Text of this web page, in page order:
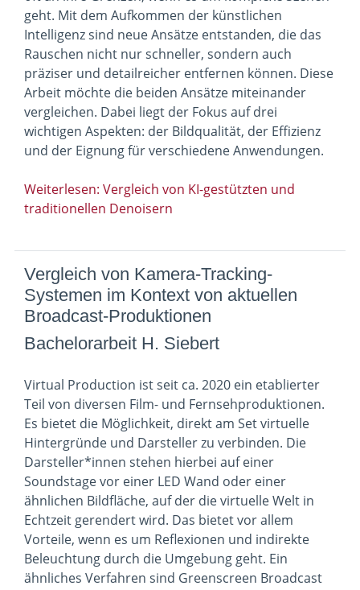
geht. Mit dem Aufkommen der künstlichen
Intelligenz sind neue Ansätze entstanden, die das
Rauschen nicht nur schneller, sondern auch
präziser und detailreicher entfernen können. Diese
Arbeit möchte die beiden Ansätze miteinander
vergleichen. Dabei liegt der Fokus auf drei
wichtigen Aspekten: der Bildqualität, der Effizienz
und der Eignung für verschiedene Anwendungen.
Weiterlesen: Vergleich von KI-gestützten und
traditionellen Denoisern
Vergleich von Kamera-Tracking-
Systemen im Kontext von aktuellen
Broadcast-Produktionen
Bachelorarbeit H. Siebert
Virtual Production ist seit ca. 2020 ein etablierter
Teil von diversen Film- und Fernsehproduktionen.
Es bietet die Möglichkeit, direkt am Set virtuelle
Hintergründe und Darsteller zu verbinden. Die
Darsteller*innen stehen hierbei auf einer
Soundstage vor einer LED Wand oder einer
ähnlichen Bildfläche, auf der die virtuelle Welt in
Echtzeit gerendert wird. Das bietet vor allem
Vorteile, wenn es um Reflexionen und indirekte
Beleuchtung durch die Umgebung geht. Ein
ähnliches Verfahren sind Greenscreen Broadcast